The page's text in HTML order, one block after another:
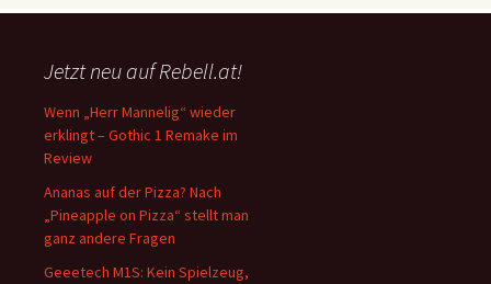
Jetzt neu auf Rebell.at!
Wenn „Herr Mannelig“ wieder
erklingt – Gothic 1 Remake im
Review
Ananas auf der Pizza? Nach
„Pineapple on Pizza“ stellt man
ganz andere Fragen
Geeetech M1S: Kein Spielzeug,